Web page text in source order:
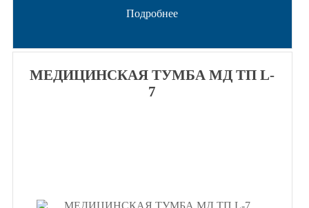
Подробнее
МЕДИЦИНСКАЯ ТУМБА МД ТП L-
7